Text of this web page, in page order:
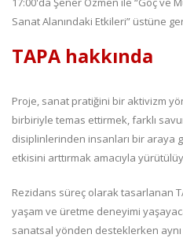
Sanat Alanındaki Etkileri” üstüne
TAPA hakkında
Proje, sanat pratiğini bir aktivizm
birbiriyle temas ettirmek, farklı
disiplinlerinden insanları bir araya
etkisini arttırmak amacıyla
Rezidans süreç olarak tasarlanan
yaşam ve üretme deneyimi
sanatsal yönden desteklerken